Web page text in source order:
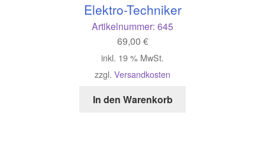
Elektro-Techniker
Artikelnummer: 645
69,00 €
inkl. 19 % MwSt.
zzgl. Versandkosten
In den Warenkorb